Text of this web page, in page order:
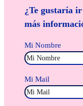
¿Te gustaría
más
Mi Nombre
Mi Mail